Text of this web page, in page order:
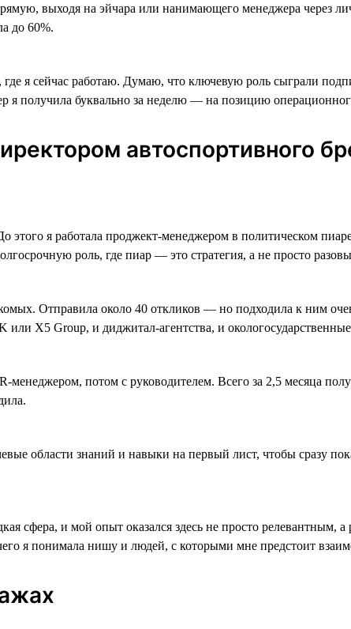
выходя на эйчара или нанимающего менеджера через
до 60%.
я сейчас работаю. Думаю, что ключевую роль сыграли
я получила буквально за неделю — на позицию
автоспортивного
этого я работала проджект-менеджером в политическом
роль, где пиар — это стратегия, а не просто
Отправила около 40 откликов — но подходила к ним
X5 Group, и диджитал-агентства, и
потом с руководителем. Всего за 2,5 месяца
области знаний и навыки на первый лист, чтобы сразу
сфера, и мой опыт оказался здесь не просто
я понимала нишу и людей, с которыми мне предстоит